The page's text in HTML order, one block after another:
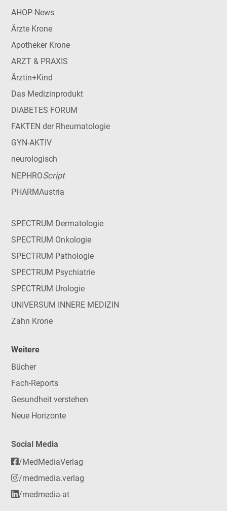
AHOP-News
Ärzte Krone
Apotheker Krone
ARZT & PRAXIS
Ärztin+Kind
Das Medizinprodukt
DIABETES FORUM
FAKTEN der Rheumatologie
GYN-AKTIV
neurologisch
NEPHROScript
PHARMAustria
SPECTRUM Dermatologie
SPECTRUM Onkologie
SPECTRUM Pathologie
SPECTRUM Psychiatrie
SPECTRUM Urologie
UNIVERSUM INNERE MEDIZIN
Zahn Krone
Weitere
Bücher
Fach-Reports
Gesundheit verstehen
Neue Horizonte
Social Media
/MedMediaVerlag
/medmedia.verlag
/medmedia-at